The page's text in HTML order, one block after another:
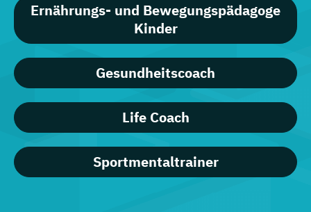
Ernährungs- und Bewegungspädagoge
Kinder
Gesundheitscoach
Life Coach
Sportmentaltrainer